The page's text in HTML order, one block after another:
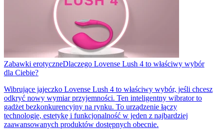
Zabawki erotyczneDlaczego Lovense Lush 4 to właściwy wybór
dla Ciebie?
Wibrujące jajeczko Lovense Lush 4 to właściwy wybór, jeśli chcesz
odkryć nowy wymiar przyjemności. Ten inteligentny wibrator to
gadżet bezkonkurencyjny na rynku. To urządzenie łączy
technologię, estetykę i funkcjonalność w jeden z najbardziej
zaawansowanych produktów dostępnych obecnie.